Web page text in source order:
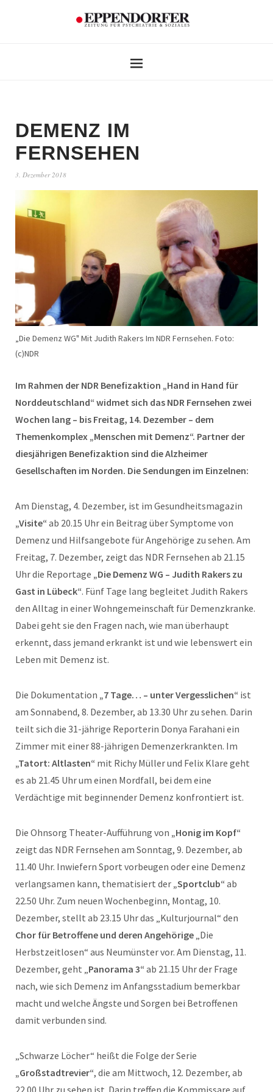
DEMENZ IM
FERNSEHEN
3. Dezember 2018
„Die Demenz WG" Mit Judith Rakers Im NDR Fernsehen. Foto:
(c)NDR
Im Rahmen der NDR Benefizaktion „Hand in Hand für
Norddeutschland“ widmet sich das NDR Fernsehen zwei
Wochen lang – bis Freitag, 14. Dezember – dem
Themenkomplex „Menschen mit Demenz“. Partner der
diesjährigen Benefizaktion sind die Alzheimer
Gesellschaften im Norden. Die Sendungen im Einzelnen:
Am Dienstag, 4. Dezember, ist im Gesundheitsmagazin
„Visite“ ab 20.15 Uhr ein Beitrag über Symptome von
Demenz und Hilfsangebote für Angehörige zu sehen. Am
Freitag, 7. Dezember, zeigt das NDR Fernsehen ab 21.15
Uhr die Reportage „Die Demenz WG – Judith Rakers zu
Gast in Lübeck“. Fünf Tage lang begleitet Judith Rakers
den Alltag in einer Wohngemeinschaft für Demenzkranke.
Dabei geht sie den Fragen nach, wie man überhaupt
erkennt, dass jemand erkrankt ist und wie lebenswert ein
Leben mit Demenz ist.
Die Dokumentation „7 Tage… – unter Vergesslichen“ ist
am Sonnabend, 8. Dezember, ab 13.30 Uhr zu sehen. Darin
teilt sich die 31-jährige Reporterin Donya Farahani ein
Zimmer mit einer 88-jährigen Demenzerkrankten. Im
„Tatort: Altlasten“ mit Richy Müller und Felix Klare geht
es ab 21.45 Uhr um einen Mordfall, bei dem eine
Verdächtige mit beginnender Demenz konfrontiert ist.
Die Ohnsorg Theater-Aufführung von „Honig im Kopf“
zeigt das NDR Fernsehen am Sonntag, 9. Dezember, ab
11.40 Uhr. Inwiefern Sport vorbeugen oder eine Demenz
verlangsamen kann, thematisiert der „Sportclub“ ab
22.50 Uhr. Zum neuen Wochenbeginn, Montag, 10.
Dezember, stellt ab 23.15 Uhr das „Kulturjournal“ den
Chor für Betroffene und deren Angehörige „Die
Herbstzeitlosen“ aus Neumünster vor. Am Dienstag, 11.
Dezember, geht „ Panorama 3“ ab 21.15 Uhr der Frage
nach, wie sich Demenz im Anfangsstadium bemerkbar
macht und welche Ängste und Sorgen bei Betroffenen
damit verbunden sind.
„Schwarze Löcher“ heißt die Folge der Serie
„Großstadtrevier“, die am Mittwoch, 12. Dezember, ab
22.00 Uhr zu sehen ist. Darin treffen die Kommissare auf